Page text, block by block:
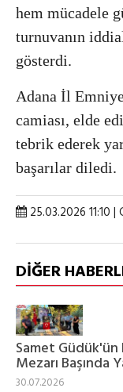
hem mücadele
turnuvanın
gösterdi.
Adana İl
camiası, elde
tebrik ederek
başarılar diledi.
25.03.2026 11:10 |
DİĞER
Samet Güdük'ün
Mezarı Başında
30.07.2026